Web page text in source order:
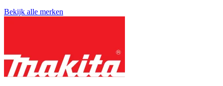
Bekijk alle merken